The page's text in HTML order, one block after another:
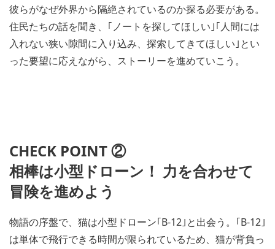
彼らがなぜ外界から隔絶されているのか探る必要がある。
住民たちの話を聞き、｢ノートを探してほしい｣｢人間には
入れない狭い隙間に入り込み、探索してきてほしい｣とい
った要望に応えながら、ストーリーを進めていこう。
CHECK POINT ②
相棒は小型ドローン！ 力を合わせて
冒険を進めよう
物語の序盤で、猫は小型ドローン｢B-12｣と出会う。｢B-12｣
は単体で飛行できる時間が限られているため、猫が背負っ